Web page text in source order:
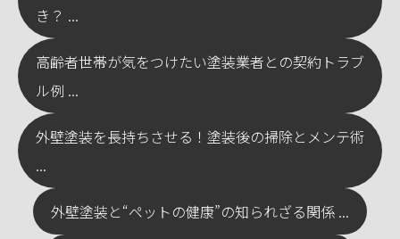
き？ ...
高齢者世帯が気をつけたい塗装業者との契約トラブ
ル例 ...
外壁塗装を長持ちさせる！塗装後の掃除とメンテ術
...
外壁塗装と“ペットの健康”の知られざる関係 ...